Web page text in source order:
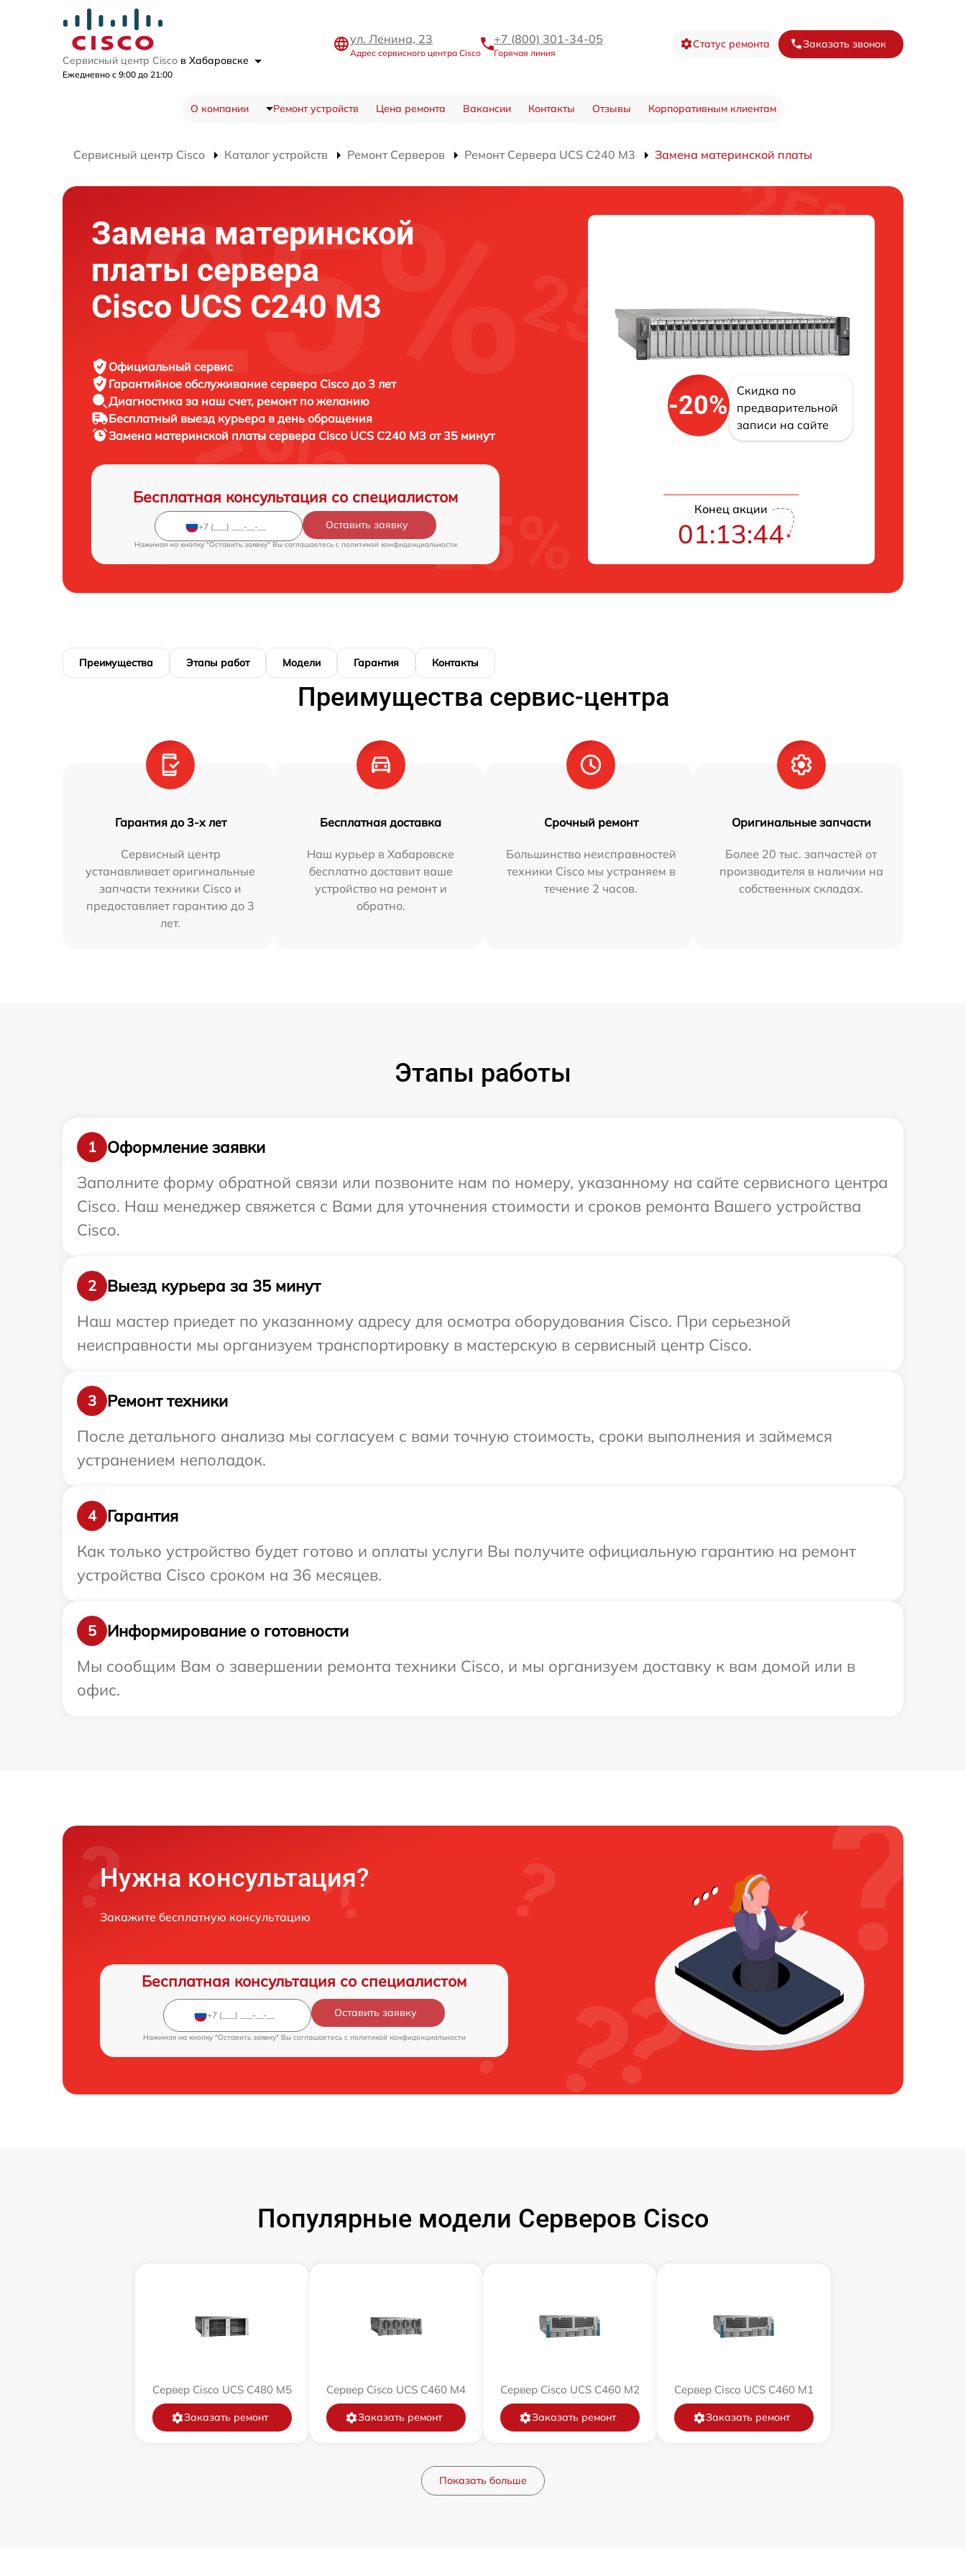
Сервисный центр Cisco в Хабаровске
Ежедневно с 9:00 до 21:00
ул. Ленина, 23
Адрес сервисного центра Cisco
+7 (800) 301-34-05
Горячая линия
Статус ремонта Заказать звонок
О компании Ремонт устройств Цена ремонта Вакансии Контакты Отзывы Корпоративным клиентам
Сервисный центр Cisco Каталог устройств Ремонт Серверов Ремонт Сервера UCS C240 M3 Замена материнской платы
Замена материнской
платы сервера
Cisco UCS C240 M3
Официальный сервис
Гарантийное обслуживание сервера Cisco до 3 лет
Диагностика за наш счет, ремонт по желанию
Бесплатный выезд курьера в день обращения
Замена материнской платы сервера Cisco UCS C240 M3 от 35 минут
Бесплатная консультация со специалистом
Оставить заявку
Нажимая на кнопку "Оставить заявку" Вы соглашаетесь c политикой конфиденциальности
-20%
Скидка по
предварительной
записи на сайте
Конец акции
01:13:43
Преимущества Этапы работ Модели Гарантия Контакты
Преимущества сервис-центра
Гарантия до 3-х лет
Сервисный центр
устанавливает оригинальные
запчасти техники Cisco и
предоставляет гарантию до 3
лет.
Бесплатная доставка
Наш курьер в Хабаровске
бесплатно доставит ваше
устройство на ремонт и
обратно.
Срочный ремонт
Большинство неисправностей
техники Cisco мы устраняем в
течение 2 часов.
Оригинальные запчасти
Более 20 тыс. запчастей от
производителя в наличии на
собственных складах.
Этапы работы
1
Оформление заявки
Заполните форму обратной связи или позвоните нам по номеру, указанному на сайте сервисного центра
Cisco. Наш менеджер свяжется с Вами для уточнения стоимости и сроков ремонта Вашего устройства
Cisco.
2
Выезд курьера за 35 минут
Наш мастер приедет по указанному адресу для осмотра оборудования Cisco. При серьезной
неисправности мы организуем транспортировку в мастерскую в сервисный центр Cisco.
3
Ремонт техники
После детального анализа мы согласуем с вами точную стоимость, сроки выполнения и займемся
устранением неполадок.
4
Гарантия
Как только устройство будет готово и оплаты услуги Вы получите официальную гарантию на ремонт
устройства Cisco сроком на 36 месяцев.
5
Информирование о готовности
Мы сообщим Вам о завершении ремонта техники Cisco, и мы организуем доставку к вам домой или в
офис.
Нужна консультация?
Закажите бесплатную консультацию
Бесплатная консультация со специалистом
Оставить заявку
Нажимая на кнопку "Оставить заявку" Вы соглашаетесь c политикой конфиденциальности
Популярные модели Серверов Cisco
Сервер Cisco UCS C480 M5
Заказать ремонт
Сервер Cisco UCS C460 M4
Заказать ремонт
Сервер Cisco UCS C460 M2
Заказать ремонт
Сервер Cisco UCS C460 M1
Заказать ремонт
Показать больше